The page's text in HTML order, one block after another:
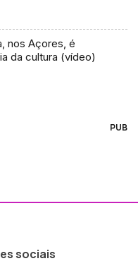
nos Açores, é
da cultura (vídeo)
PUB
sociais